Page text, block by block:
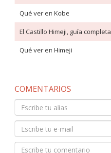
Qué ver en Kobe
El Castillo Himeji, guía completa
Qué ver en Himeji
COMENTARIOS